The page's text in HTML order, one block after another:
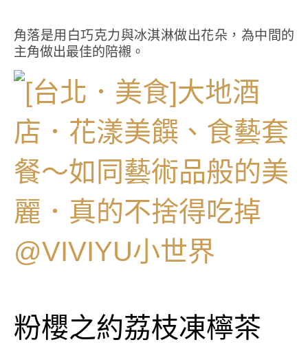
角落是用白巧克力與冰淇淋做出花朵，為中間的
主角做出最佳的陪襯。
粉櫻之約荔枝凍檸茶